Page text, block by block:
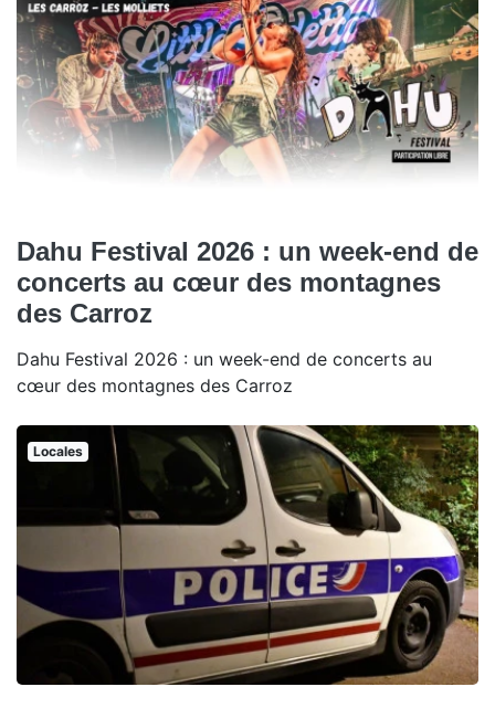
Dahu Festival 2026 : un week-end de
concerts au cœur des montagnes
des Carroz
Dahu Festival 2026 : un week-end de concerts au
cœur des montagnes des Carroz
Locales